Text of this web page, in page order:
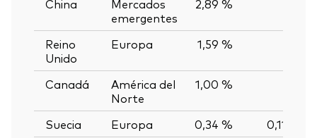
China
Mercados
emergentes
2,89 %
Reino
Unido
Europa 1,59 %
Canadá
América del
Norte
1,00 %
Suecia Europa 0,34 %
0,11 %